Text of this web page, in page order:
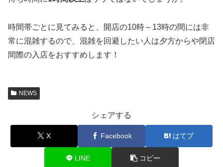
時間帯ごとに見てみると、開店の10時～13時の間には非
常に混雑するので、混雑を回避したい人は夕方からや閉店
間際の入店をおすすめします！
NEWS
シェアする
X Facebook はてブ
LINE コピー